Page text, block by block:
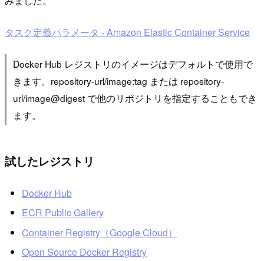
タスク定義パラメータ - Amazon Elastic Container Service
Docker Hub レジストリのイメージはデフォルトで使用で
きます。repository-url/image:tag または repository-
url/image@digest で他のリポジトリを指定することもでき
ます。
試したレジストリ
Docker Hub
ECR Public Gallery
Container Registry（Google Cloud）
Open Source Docker Registry